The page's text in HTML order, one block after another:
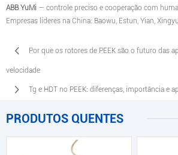
ABB YuMi — controle preciso e cooperação com
Empresas líderes na China: Baowu, Estun, Yian,
Por que os rotores de PEEK são o futuro das
velocidade
Tg e HDT no PEEK: diferenças, importância e
PRODUTOS QUENTES